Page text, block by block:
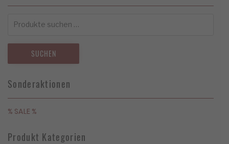
nach:
SUCHEN
Sonderaktionen
% SALE %
Produkt Kategorien